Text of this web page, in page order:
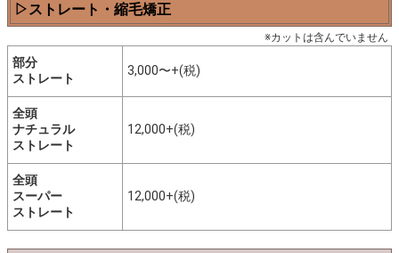
▷ストレート・縮毛矯正
※カットは含んでいません
部分
ストレート
3,000〜+(税)
全頭
ナチュラル
ストレート
12,000+(税)
全頭
スーパー
ストレート
12,000+(税)